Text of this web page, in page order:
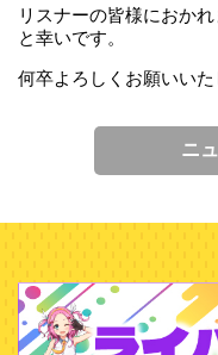
リスナーの皆様におか
と幸いです。
何卒よろしくお願いいた
ニ